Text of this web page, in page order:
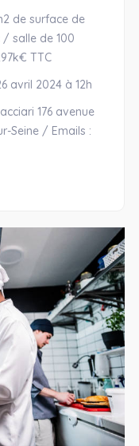
de surface de
/ salle de 100
TTC
avril 2024 à 12h
176 avenue
Seine / Emails :